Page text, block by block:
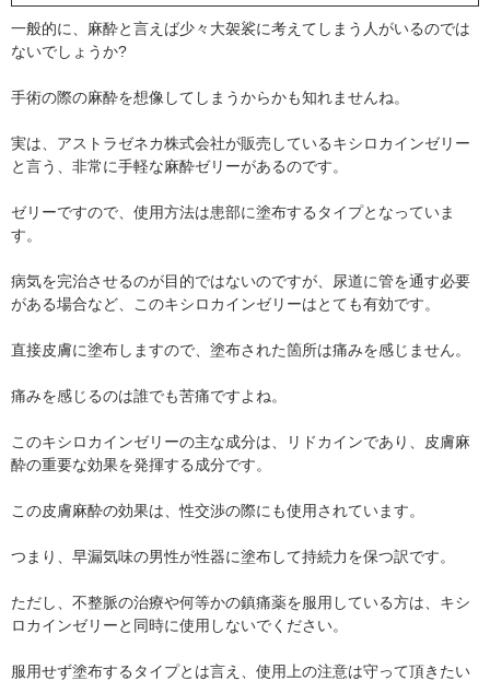
一般的に、麻酔と言えば少々大袈裟に考えてしまう人がいるのでは
ないでしょうか?
手術の際の麻酔を想像してしまうからかも知れませんね。
実は、アストラゼネカ株式会社が販売しているキシロカインゼリー
と言う、非常に手軽な麻酔ゼリーがあるのです。
ゼリーですので、使用方法は患部に塗布するタイプとなっていま
す。
病気を完治させるのが目的ではないのですが、尿道に管を通す必要
がある場合など、このキシロカインゼリーはとても有効です。
直接皮膚に塗布しますので、塗布された箇所は痛みを感じません。
痛みを感じるのは誰でも苦痛ですよね。
このキシロカインゼリーの主な成分は、リドカインであり、皮膚麻
酔の重要な効果を発揮する成分です。
この皮膚麻酔の効果は、性交渉の際にも使用されています。
つまり、早漏気味の男性が性器に塗布して持続力を保つ訳です。
ただし、不整脈の治療や何等かの鎮痛薬を服用している方は、キシ
ロカインゼリーと同時に使用しないでください。
服用せず塗布するタイプとは言え、使用上の注意は守って頂きたい